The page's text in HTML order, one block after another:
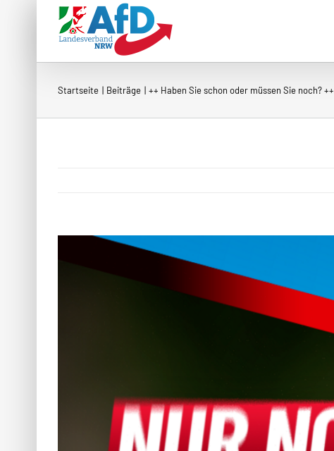
Startseite Beiträge ++ Haben Sie schon oder müssen Sie noch? ++